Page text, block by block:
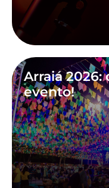
Arraiá 2026:
evento!